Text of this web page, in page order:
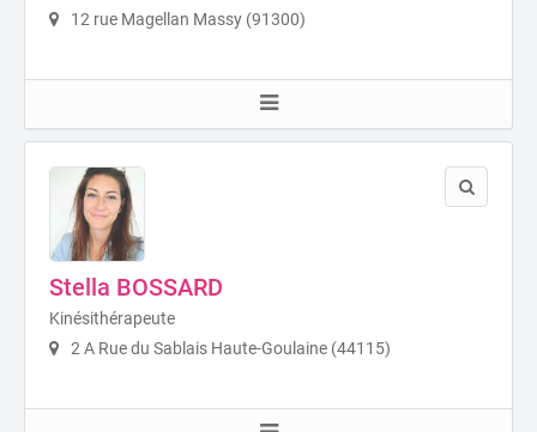
12 rue Magellan Massy (91300)
Stella BOSSARD
Kinésithérapeute
2 A Rue du Sablais Haute-Goulaine (44115)